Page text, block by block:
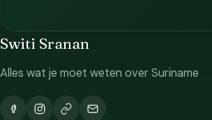
Switi Sranan
Alles wat je moet weten over Suriname